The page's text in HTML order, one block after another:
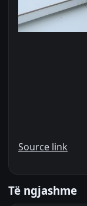
Source link
Të ngjashme